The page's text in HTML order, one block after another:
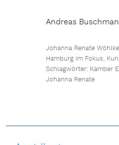
Andreas
Johanna Renate Wöhlke
Hamburg im Fokus,
Schlagwörter: Kamber
Johanna Renate